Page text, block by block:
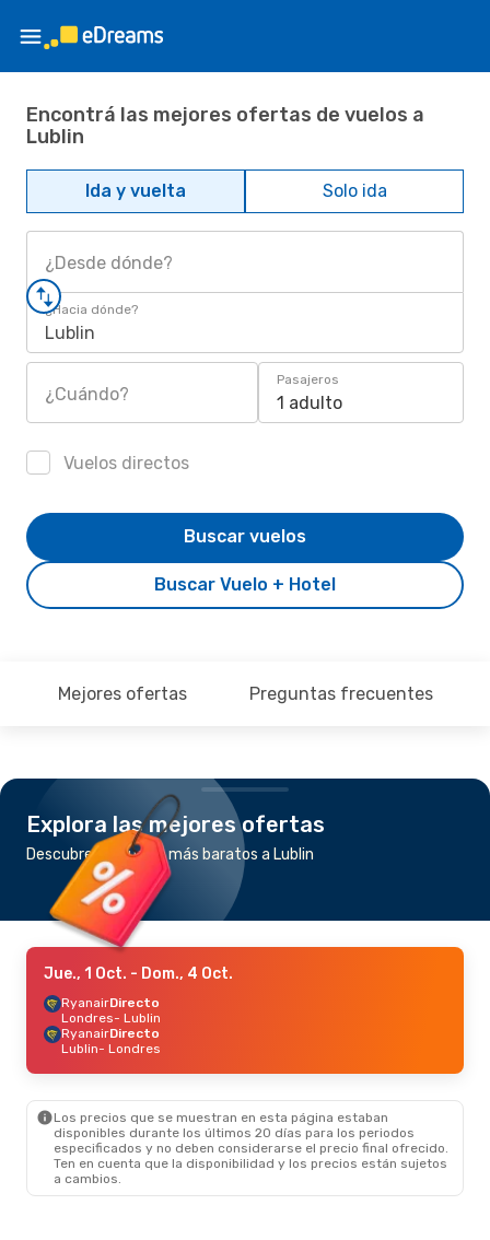
Encontrá las mejores ofertas de vuelos a
Lublin
Ida y vuelta Solo ida
¿Desde dónde?
¿Hacia dónde?
Lublin
¿Cuándo?
Pasajeros
1 adulto
Vuelos directos
Buscar Vuelo + Hotel
Buscar vuelos
Mejores ofertas Preguntas frecuentes
Explora las mejores ofertas
Descubre los vuelos más baratos a Lublin
Jue., 1 Oct. - Dom., 4 Oct.
RyanairDirecto
Londres- Lublin
RyanairDirecto
Lublin- Londres
Los precios que se muestran en esta página estaban
disponibles durante los últimos 20 días para los periodos
especificados y no deben considerarse el precio final ofrecido.
Ten en cuenta que la disponibilidad y los precios están sujetos
a cambios.